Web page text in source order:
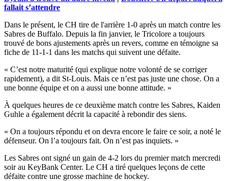
fallait s’attendre
Dans le présent, le CH tire de l'arrière 1-0 après un match contre les
Sabres de Buffalo. Depuis la fin janvier, le Tricolore a toujours
trouvé de bons ajustements après un revers, comme en témoigne sa
fiche de 11-1-1 dans les matchs qui suivent une défaite.
« C’est notre maturité (qui explique notre volonté de se corriger
rapidement), a dit St-Louis. Mais ce n’est pas juste une chose. On a
une bonne équipe et on a aussi une bonne attitude. »
À quelques heures de ce deuxième match contre les Sabres, Kaiden
Guhle a également décrit la capacité à rebondir des siens.
« On a toujours répondu et on devra encore le faire ce soir, a noté le
défenseur. On l’a toujours fait. On n’est pas inquiets. »
Les Sabres ont signé un gain de 4-2 lors du premier match mercredi
soir au KeyBank Center. Le CH a tiré quelques leçons de cette
défaite contre une grosse machine de hockey.